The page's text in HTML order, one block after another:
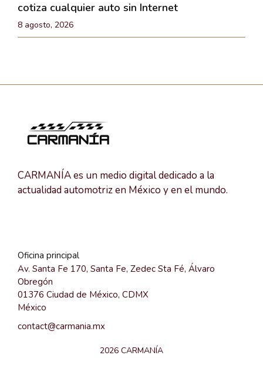
cotiza cualquier auto sin Internet
8 agosto, 2026
CARMANÍA es un medio digital dedicado a la
actualidad automotriz en México y en el mundo.
Oficina principal
Av. Santa Fe 170, Santa Fe, Zedec Sta Fé, Álvaro
Obregón
01376 Ciudad de México, CDMX
México
contact@carmania.mx
2026 CARMANÍA